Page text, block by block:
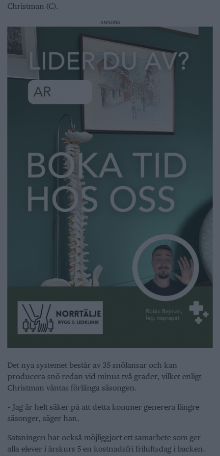
Christman (C).
ANNONS
Det nya systemet består av 35 snölansar och kan
producera snö redan vid minus två grader, vilket enligt
Christman väntas förlänga säsongen.
– Jag är helt säker på att detta kommer generera längre
säsonger, säger han.
Satsningen har också möjliggjort ett samarbete som ger
alla elever i årskurs 5 en kostnadsfri friluftsdag i backen.